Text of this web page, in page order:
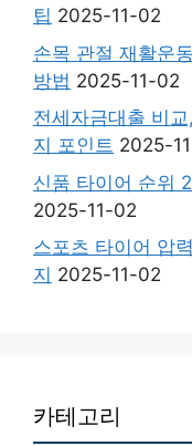
팁 2025-11-02
손목 관절 재활운
방법 2025-11-02
전세자금대출 비
지 포인트 2025-
신품 타이어 순위
2025-11-02
스포츠 타이어 압
지 2025-11-02
카테고리